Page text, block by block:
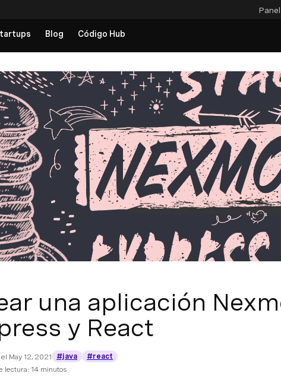
Blog Código Hub
una aplicación
y React
May 12, 2021 #java
#react
lectura: 14 minutos